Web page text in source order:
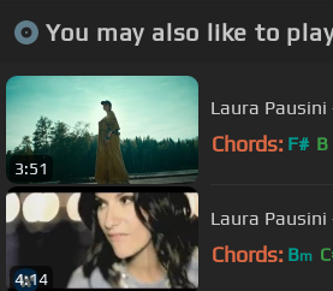
You may also like to
3:51
Laura
Chords: F# B
4:14
Laura
Chords: Bm